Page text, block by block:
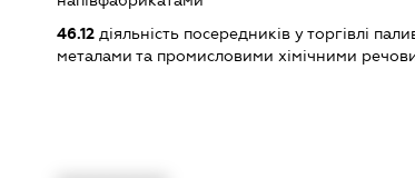
46.12діяльність посередників у торгівлі
металами та промисловими хімічними